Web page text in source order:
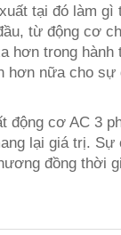
tại đó làm
từ động cơ
hơn trong
hơn nữa cho
động cơ AC 3
lại giá trị.
đồng thời